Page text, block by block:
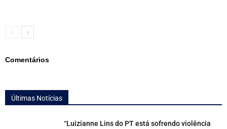
Comentários
Últimas Notícias
“Luizianne Lins do PT está sofrendo violência